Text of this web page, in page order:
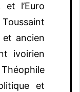
l’Euro
et ancien
ivoirien
et